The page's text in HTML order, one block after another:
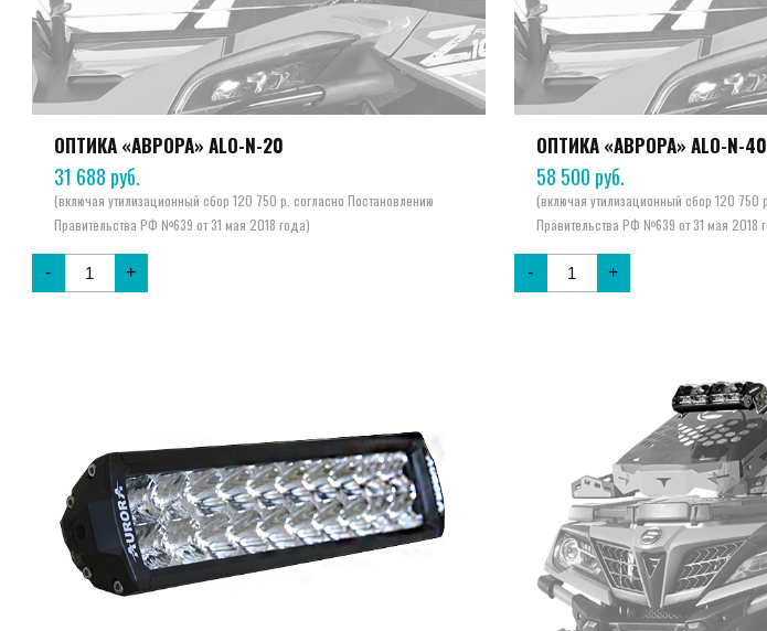
ОПТИКА «АВРОРА» ALO-N-20
31 688 руб.
- +
ОПТИКА «АВРОРА» ALO-N-40
58 500 руб.
- +